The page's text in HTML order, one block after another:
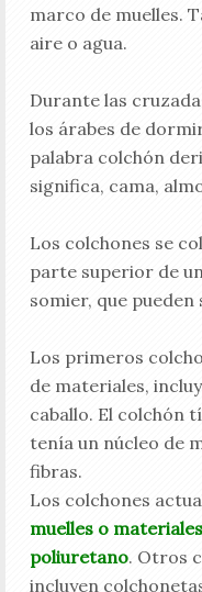
marco de muelles.
aire o agua.
Durante las
los árabes de
palabra colchón
significa, cama,
Los colchones se
parte superior de
somier, que pueden
Los primeros
de materiales,
caballo. El colchón
tenía un núcleo de
fibras.
Los colchones
muelles o
poliuretano. Otros
incluyen